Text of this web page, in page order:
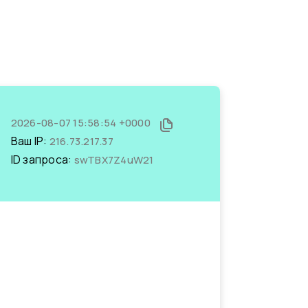
2026-08-07 15:58:54 +0000
Ваш IP: 216.73.217.37
ID запроса: swTBX7Z4uW21